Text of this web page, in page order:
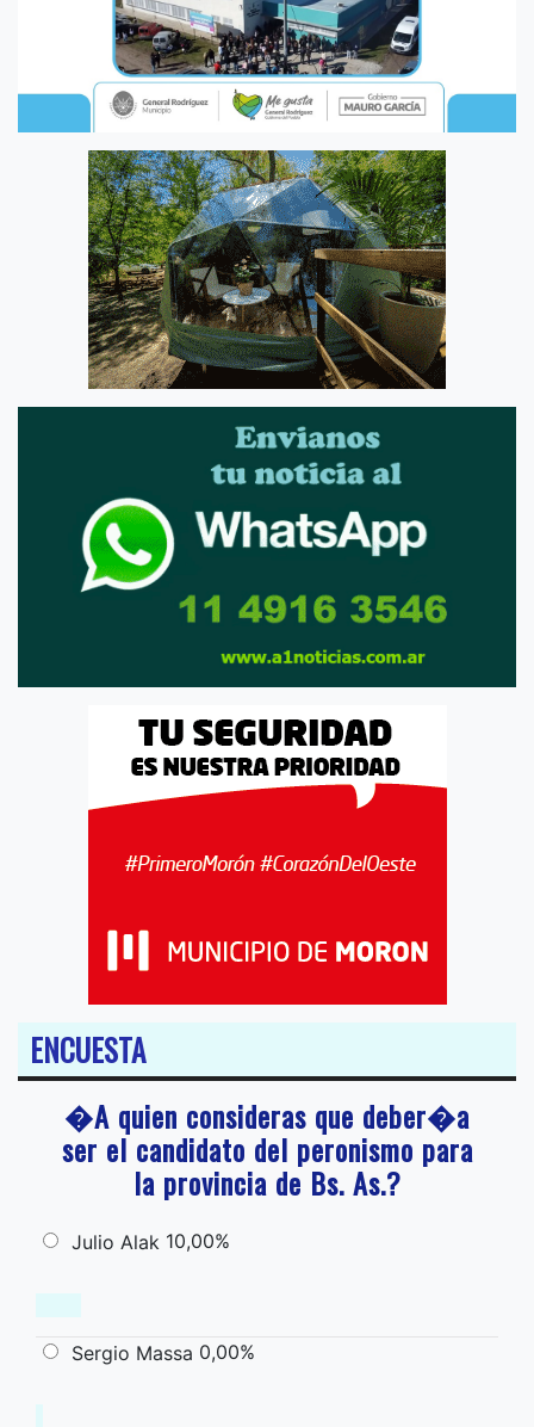
ENCUESTA
�A quien consideras que deber�a
ser el candidato del peronismo para
la provincia de Bs. As.?
Julio Alak 10,00%
Sergio Massa 0,00%